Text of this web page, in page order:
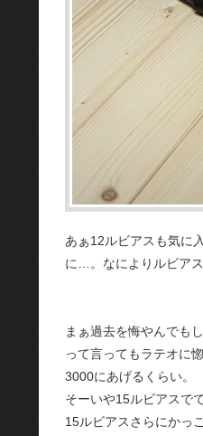
あぁ12ルビアスも気に
に…。なによりルビア
まぁ過去を悔やんでも
って言ってもラテオに
3000にあげるくらい。
そーいや15ルビアスで
15ルビアスさらにかっ